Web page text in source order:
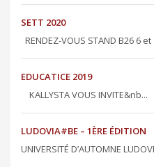
SETT 2020
RENDEZ-VOUS STAND B26 6
EDUCATICE 2019
KALLYSTA VOUS INVITE&nb...
LUDOVIA#BE – 1ÈRE ÉDITION
UNIVERSITÉ D’AUTOMNE